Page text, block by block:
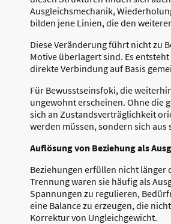
Ausgleichsmechanik,
bilden jene Linien, die den
Diese Veränderung führt nicht zu
Motive überlagert sind. Es
direkte Verbindung auf Basis
Für Bewusstseinsfoki, die
ungewohnt erscheinen. Ohne die
sich an Zustandsverträglichkeit
werden müssen, sondern sich
Auflösung von Beziehung als
Beziehungen erfüllen nicht länger
Trennung waren sie häufig als
Spannungen zu regulieren,
eine Balance zu erzeugen, die
Korrektur von Ungleichgewicht.